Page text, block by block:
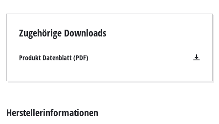
visitor. The website owner needs to setup
Zugehörige Downloads
Produkt Datenblatt (PDF)
Herstellerinformationen